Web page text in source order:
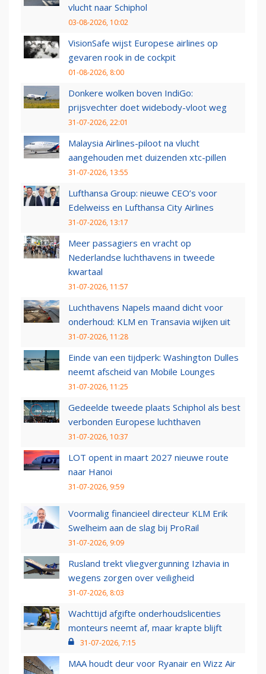
vlucht naar Schiphol
03-08-2026, 10:02
VisionSafe wijst Europese airlines op
gevaren rook in de cockpit
01-08-2026, 8:00
Donkere wolken boven IndiGo:
prijsvechter doet widebody-vloot weg
31-07-2026, 22:01
Malaysia Airlines-piloot na vlucht
aangehouden met duizenden xtc-pillen
31-07-2026, 13:55
Lufthansa Group: nieuwe CEO’s voor
Edelweiss en Lufthansa City Airlines
31-07-2026, 13:17
Meer passagiers en vracht op
Nederlandse luchthavens in tweede
kwartaal
31-07-2026, 11:57
Luchthavens Napels maand dicht voor
onderhoud: KLM en Transavia wijken uit
31-07-2026, 11:28
Einde van een tijdperk: Washington Dulles
neemt afscheid van Mobile Lounges
31-07-2026, 11:25
Gedeelde tweede plaats Schiphol als best
verbonden Europese luchthaven
31-07-2026, 10:37
LOT opent in maart 2027 nieuwe route
naar Hanoi
31-07-2026, 9:59
Voormalig financieel directeur KLM Erik
Swelheim aan de slag bij ProRail
31-07-2026, 9:09
Rusland trekt vliegvergunning Izhavia in
wegens zorgen over veiligheid
31-07-2026, 8:03
Wachttijd afgifte onderhoudslicenties
monteurs neemt af, maar krapte blijft
31-07-2026, 7:15
MAA houdt deur voor Ryanair en Wizz Air